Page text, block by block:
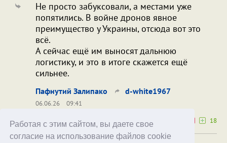
Работая с этим сайтом, вы даете свое
согласие на использование файлов cookie
Не просто забуксовали, а местами уже
попятились. В войне дронов явное
преимущество у Украины, отсюда вот это
всё.
А сейчас ещё им выносят дальнюю
логистику, и это в итоге скажется ещё
сильнее.
Пафнутий Залипако d-white1967
06.06.26
09:41
18